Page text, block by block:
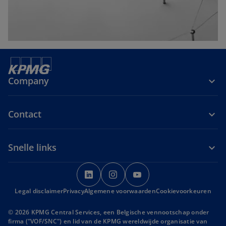
Company
Contact
Snelle links
o
p
e
s
o
p
e
s
p
e
s
Legal disclaimerPrivacyAlgemene voorwaardenCookievoorkeuren
© 2026 KPMG Central Services, een Belgische vennootschap onder
firma ("VOF/SNC") en lid van de KPMG wereldwijde organisatie van